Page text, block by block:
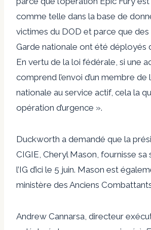
comme telle dans la base de
victimes du DOD et parce que
Garde nationale ont été déployés
En vertu de la loi fédérale, si une
comprend l’envoi d’un membre de
nationale au service actif, cela la
opération d’urgence ».
Duckworth a demandé que la
CIGIE, Cheryl Mason, fournisse
l’IG d’ici le 5 juin. Mason est
ministère des Anciens
Andrew Cannarsa, directeur